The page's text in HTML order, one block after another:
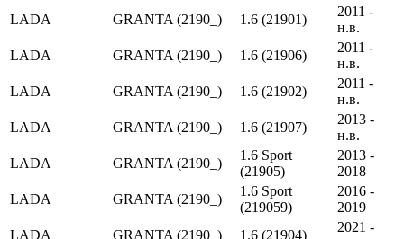
LADA
GRANTA (2190_) 1.6 (21901)
2011 -
н.в.
LADA
GRANTA (2190_) 1.6 (21906)
2011 -
н.в.
LADA
GRANTA (2190_) 1.6 (21902)
2011 -
н.в.
LADA
GRANTA (2190_) 1.6 (21907)
2013 -
н.в.
LADA
GRANTA (2190_)
1.6 Sport
(21905)
2013 -
2018
LADA
GRANTA (2190_)
1.6 Sport
(219059)
2016 -
2019
LADA
GRANTA (2190_) 1.6 (21904)
2021 -